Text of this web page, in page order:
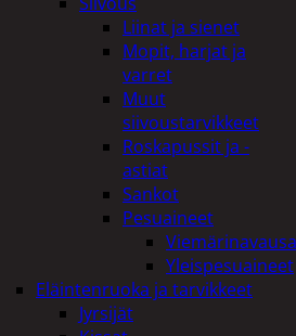
Liinat ja sienet
Mopit, harjat ja
varret
Muut
siivoustarvikkeet
Roskapussit ja -
astiat
Sankot
Pesuaineet
Yleispesuaineet
Eläintenruoka ja tarvikkeet
Jyrsijät